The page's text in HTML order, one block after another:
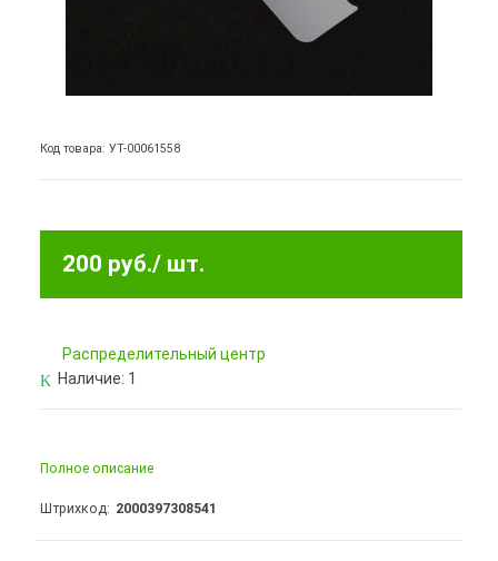
Код товара: УТ-00061558
200 руб./ шт.
Pаспределительный центр
Наличие: 1
Полное описание
Штрихкод 2000397308541